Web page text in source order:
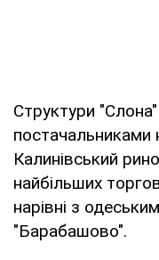
Структури
постачальниками
Калинівський
найбільших
нарівні з
"Барабашово".